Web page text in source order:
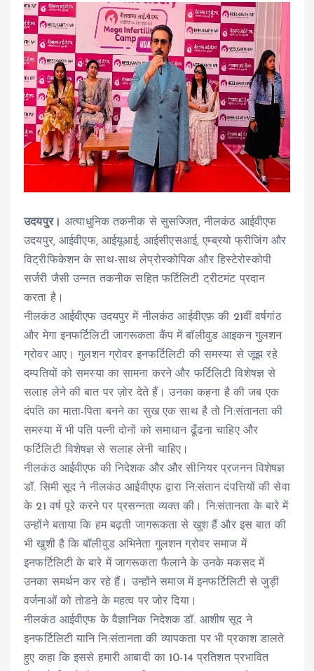
उदयपुर।अत्याधुनिक तकनीक से सुसज्जित, नीलकंठ आईवीएफ
उदयपुर, आईवीएफ, आईयूआई, आईसीएसआई, एम्ब्रयो फ्रीजिंग और
विट्रीफिकेशन के साथ-साथ लेप्रोस्कोपिक और हिस्टेरोस्कोपी
सर्जरी जैसी उन्नत तकनीक सहित फर्टिलिटी ट्रीटमंट प्रदान
करता है।
नीलकंठ आईवीएफ उदयपुर में नीलकंठ आईवीएफ़ की 21वीं वर्षगांठ
और मेगा इनफर्टिलिटी जागरूकता कैंप में बॉलीवुड आइकन गुलशन
ग्रोवर आए। गुलशन ग्रोवर इनफर्टिलिटी की समस्या से जूझ रहे
दम्पतियों को समस्या का सामना करने और फर्टिलिटी विशेषज्ञ से
सलाह लेने की बात पर ज़ोर देते हैं। उनका कहना है की जब एक
दंपति का माता-पिता बनने का सुख एक साथ है तो नि:संतानता की
समस्या में भी पति पत्नी दोनों को समाधान ढूँढना चाहिए और
फर्टिलिटी विशेषज्ञ से सलाह लेनी चाहिए।
नीलकंठ आईवीएफ की निदेशक और और सीनियर प्रजनन विशेषज्ञ
डॉ. सिमी सूद ने नीलकंठ आईवीएफ द्वारा नि:संतान दंपत्तियों की सेवा
के 21 वर्ष पूरे करने पर प्रसन्नता व्यक्त की। नि:संतानता के बारे में
उन्होंने बताया कि हम बढ़ती जागरूकता से खुश हैं और इस बात की
भी खुशी है कि बॉलीवुड अभिनेता गुलशन ग्रोवर समाज में
इनफर्टिलिटी के बारे में जागरूकता फैलाने के उनके मकसद में
उनका समर्थन कर रहे हैं। उन्होंने समाज में इनफर्टिलिटी से जुड़ी
वर्जनाओं को तोडऩे के महत्व पर जोर दिया।
नीलकंठ आईवीएफ के वैज्ञानिक निदेशक डॉ. आशीष सूद ने
इनफर्टिलिटी यानि नि:संतानता की व्यापकता पर भी प्रकाश डालते
हुए कहा कि इससे हमारी आबादी का 10-14 प्रतिशत प्रभावित